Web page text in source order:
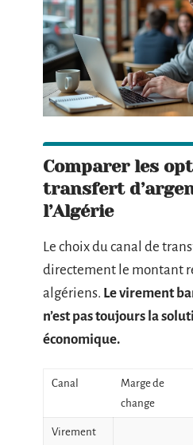
Comparer les
transfert
l’Algérie
Le choix du canal de
directement le montant
algériens. Le virement
n’est pas toujours la
économique.
Canal
Marge de
change
Virement